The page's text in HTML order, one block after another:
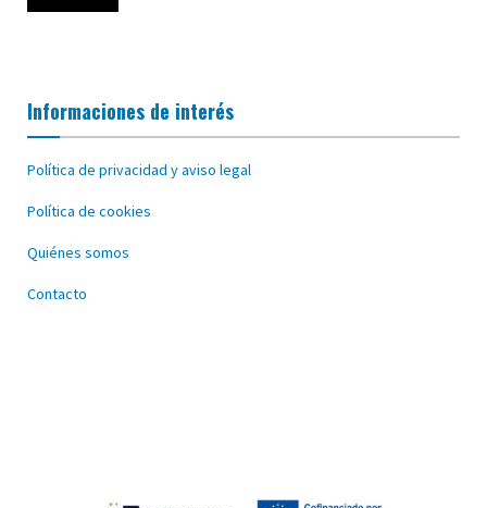
Informaciones de interés
Política de privacidad y aviso legal
Política de cookies
Quiénes somos
Contacto